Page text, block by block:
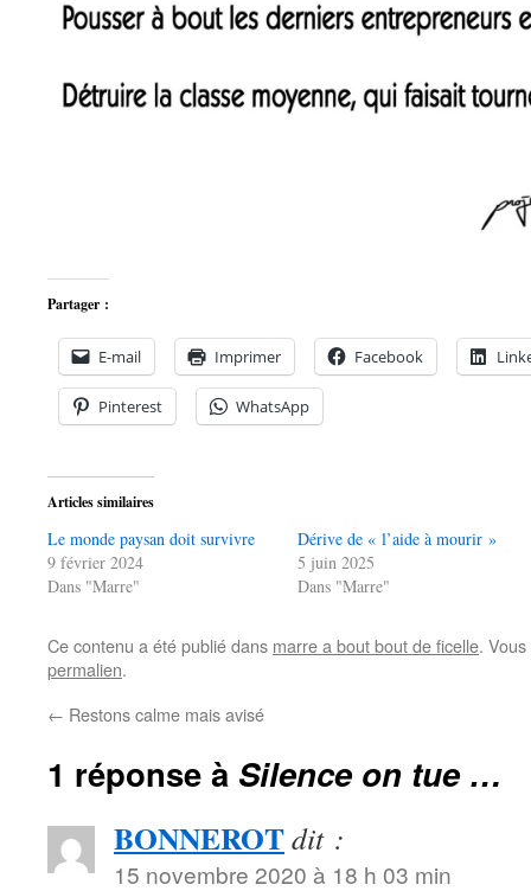
Partager :
E-mail Imprimer Facebook
Pinterest WhatsApp
Articles similaires
Le monde paysan doit survivre
9 février 2024
Dans "Marre"
Dérive de « l’aide à mourir »
5 juin 2025
Dans "Marre"
Ce contenu a été publié dans marre a bout bout de ficelle.
permalien.
← Restons calme mais avisé
1 réponse à Silence on tue …
BONNEROTdit :
15 novembre 2020 à 18 h 03 min